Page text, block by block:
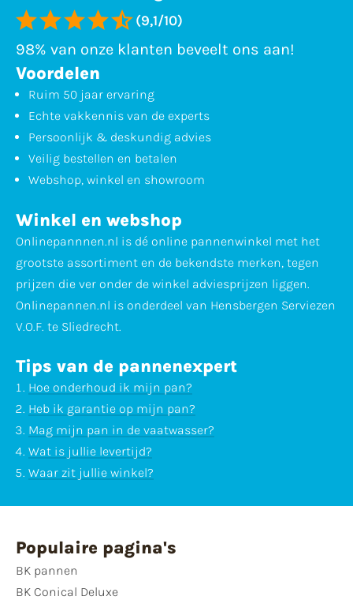
(9,1/10)
98% van onze klanten beveelt ons aan!
Voordelen
Ruim 50 jaar ervaring
Echte vakkennis van de experts
Persoonlijk & deskundig advies
Veilig bestellen en betalen
Webshop, winkel en showroom
Winkel en webshop
Onlinepannnen.nl is dé online pannenwinkel met het
grootste assortiment en de bekendste merken, tegen
prijzen die ver onder de winkel adviesprijzen liggen.
Onlinepannen.nl is onderdeel van Hensbergen Serviezen
V.O.F. te Sliedrecht.
Tips van de pannenexpert
Hoe onderhoud ik mijn pan?
Heb ik garantie op mijn pan?
Mag mijn pan in de vaatwasser?
Wat is jullie levertijd?
Waar zit jullie winkel?
Populaire pagina's
BK pannen
BK Conical Deluxe